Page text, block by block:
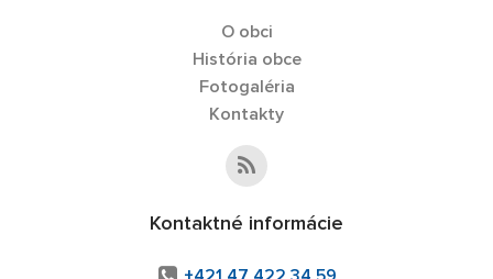
O obci
História obce
Fotogaléria
Kontakty
Kontaktné informácie